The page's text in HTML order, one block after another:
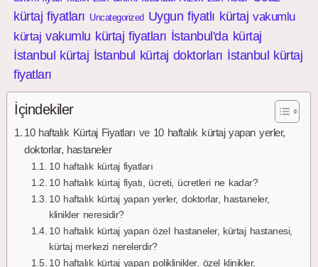
kürtaj fiyatları Uncategorized Uygun fiyatlı kürtaj vakumlu
kürtaj vakumlu kürtaj fiyatları İstanbul'da kürtaj
İstanbul kürtaj İstanbul kürtaj doktorları İstanbul kürtaj
fiyatları
İçindekiler
10 haftalık Kürtaj Fiyatları ve 10 haftalık kürtaj yapan yerler,
doktorlar, hastaneler
10 haftalık kürtaj fiyatları
10 haftalık kürtaj fiyatı, ücreti, ücretleri ne kadar?
10 haftalık kürtaj yapan yerler, doktorlar, hastaneler,
klinikler neresidir?
10 haftalık kürtaj yapan özel hastaneler, kürtaj hastanesi,
kürtaj merkezi nerelerdir?
10 haftalık kürtaj yapan poliklinikler, özel klinikler,